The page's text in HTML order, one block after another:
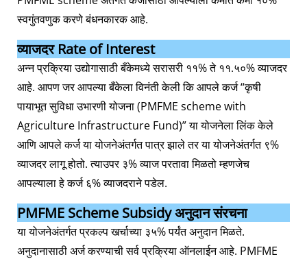
स्वगुंतवणुक करणे बंधनकारक आहे.
व्याजदर Rate of Interest
अन्न प्रक्रिया उद्योगासाठी बँकेमध्ये सरासरी ११% ते ११.५०% व्याजदर
आहे. आपण जर आपल्या बँकेला विनंती केली कि आपले कर्ज “कृषी
पायाभूत सुविधा उभारणी योजना (PMFME scheme with
Agriculture Infrastructure Fund)” या योजनेला लिंक केले
आणि आपले कर्ज या योजनेअंतर्गत पात्र झाले तर या योजनेअंतर्गत ९%
व्याजदर लागू होतो. त्याउपर ३% व्याज परतावा मिळतो म्हणजेच
आपल्याला हे कर्ज ६% व्याजदराने पडेल.
PMFME Scheme Subsidy अनुदान संरचना
या योजनेअंतर्गत प्रकल्प खर्चाच्या ३५% पर्यंत अनुदान मिळते.
अनुदानासाठी अर्ज करण्याची सर्व प्रक्रिया ऑनलाईन आहे. PMFME